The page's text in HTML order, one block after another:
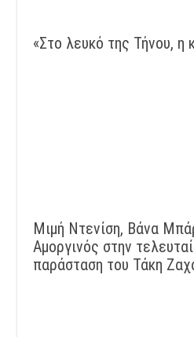
«Στο λευκό της Τήνου, η
Μιμή Ντενίση, Βάνα
Αμοργινός στην
παράσταση του Τάκη